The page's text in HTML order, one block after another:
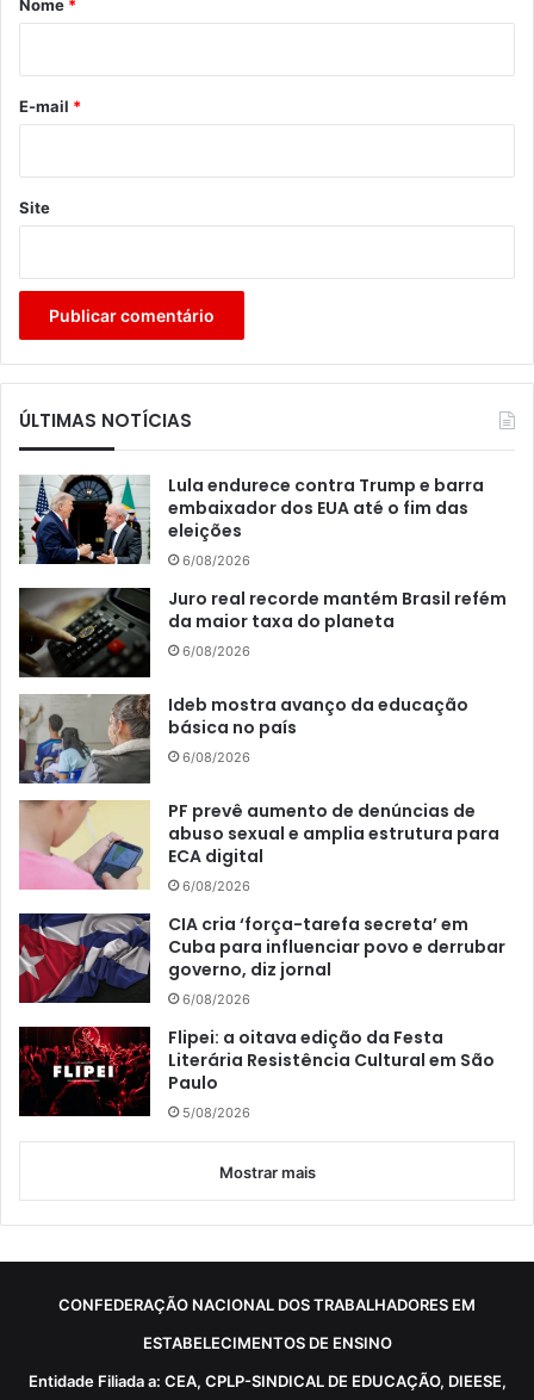
*
Nome *
E-mail *
Site
ÚLTIMAS NOTÍCIAS
Lula endurece contra Trump e barra
embaixador dos EUA até o fim das
eleições
6/08/2026
Juro real recorde mantém Brasil refém
da maior taxa do planeta
6/08/2026
Ideb mostra avanço da educação
básica no país
6/08/2026
PF prevê aumento de denúncias de
abuso sexual e amplia estrutura para
ECA digital
6/08/2026
CIA cria ‘força-tarefa secreta’ em
Cuba para influenciar povo e derrubar
governo, diz jornal
6/08/2026
Flipei: a oitava edição da Festa
Literária Resistência Cultural em São
Paulo
5/08/2026
Mostrar mais
CONFEDERAÇÃO NACIONAL DOS TRABALHADORES EM
ESTABELECIMENTOS DE ENSINO
Entidade Filiada a: CEA, CPLP-SINDICAL DE EDUCAÇÃO, DIEESE,